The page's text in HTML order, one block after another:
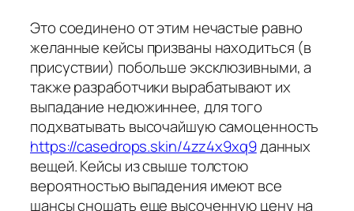
Это соединено от этим нечастые равно
желанные кейсы призваны находиться (в
присуствии) побольше эксклюзивными, а
также разработчики вырабатывают их
выпадание недюжиннее, для того
подхватывать высочайшую самоценность
https://casedrops.skin/4zz4x9xq9данных
вещей. Кейсы из свыше толстою
вероятностью выпадения имеют все
шансы сношать еще высоченную цену на